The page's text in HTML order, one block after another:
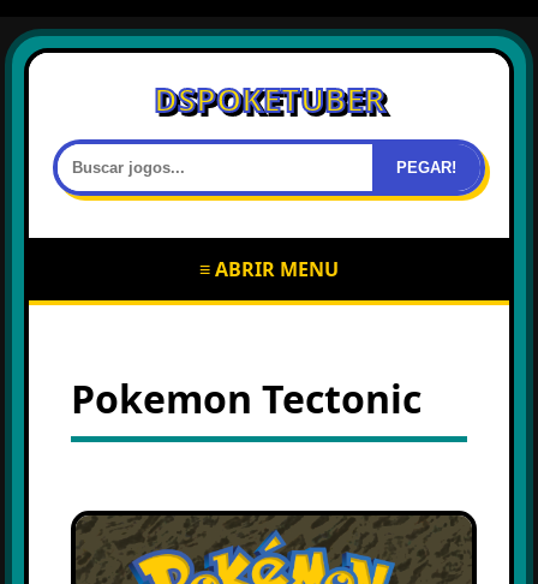
DSPOKETUBER
PEGAR!
≡ ABRIR MENU
Pokemon Tectonic